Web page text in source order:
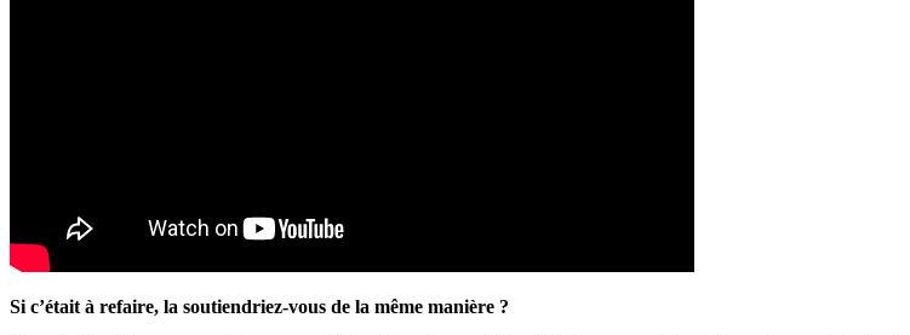
Si c’était à refaire, la soutiendriez-vous de la même manière ?